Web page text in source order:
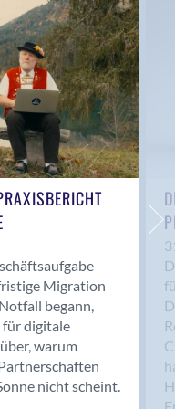
Migration
begann,
für digitale
warum
nicht scheint.